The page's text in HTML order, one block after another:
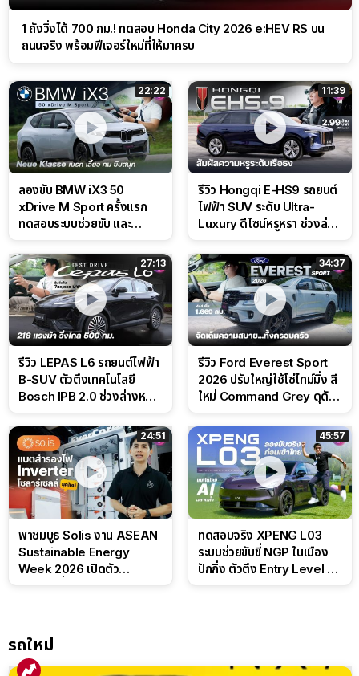
1 ถังวิ่งได้ 700 กม.! ทดสอบ Honda City 2026 e:HEV RS บน
ถนนจริง พร้อมฟีเจอร์ใหม่ที่ให้มาครบ
22:22
ลองขับ BMW iX3 50
xDrive M Sport ครั้งแรก
ทดสอบระบบช่วยขับ และ
สนาม
11:39
รีวิว Hongqi E-HS9 รถยนต์
ไฟฟ้า SUV ระดับ Ultra-
Luxury ดีไซน์หรูหรา ช่วงล่าง
27:13
รีวิว LEPAS L6 รถยนต์ไฟฟ้า
B-SUV ตัวตึงเทคโนโลยี
Bosch IPB 2.0 ช่วงล่างหนึบ
34:37
รีวิว Ford Everest Sport
2026 ปรับใหญ่ใช้โซ่ไทม์มิ่ง สี
ใหม่ Command Grey ดุดัน
24:51
พาชมบูธ Solis งาน ASEAN
Sustainable Energy
Week 2026 เปิดตัว
45:57
ทดสอบจริง XPENG L03
ระบบช่วยขับขี่ NGP ในเมือง
ปักกิ่ง ตัวตึง Entry Level ที่
รถใหม่